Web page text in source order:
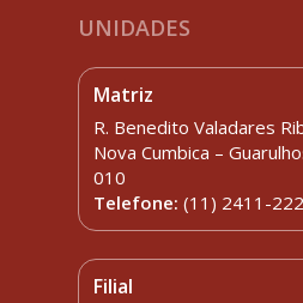
UNIDADES
Matriz
R. Benedito Valadares
Nova Cumbica –
010
Telefone:(11) 2411-
Filial